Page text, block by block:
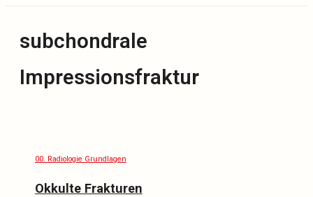
subchondrale
Impressionsfraktur
00. Radiologie Grundlagen
Okkulte Frakturen